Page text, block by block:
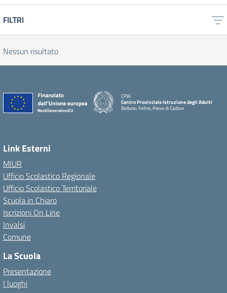
FILTRI
Nessun risultato
CPIA
Centro Provinciale Istruzione degli Adulti
Belluno, Feltre, Pieve di Cadore
Link Esterni
MIUR
Ufficio Scolastico Regionale
Ufficio Scolastico Territoriale
Scuola in Chiaro
Iscrizioni On Line
Invalsi
Comune
La Scuola
Presentazione
I luoghi